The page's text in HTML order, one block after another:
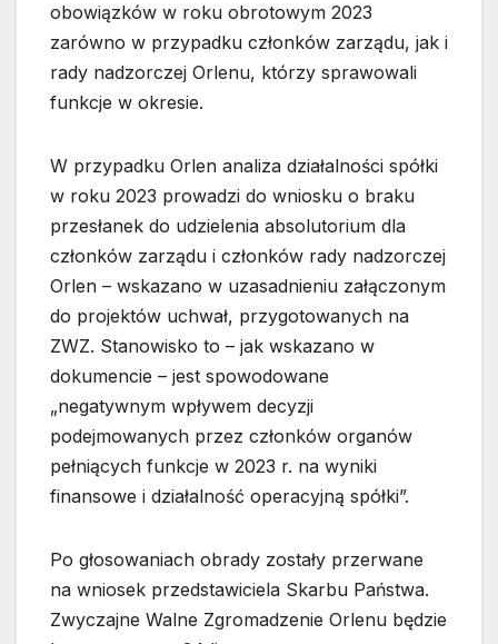
obowiązków w roku obrotowym 2023
zarówno w przypadku członków zarządu, jak i
rady nadzorczej Orlenu, którzy sprawowali
funkcje w okresie.
W przypadku Orlen analiza działalności spółki
w roku 2023 prowadzi do wniosku o braku
przesłanek do udzielenia absolutorium dla
członków zarządu i członków rady nadzorczej
Orlen – wskazano w uzasadnieniu załączonym
do projektów uchwał, przygotowanych na
ZWZ. Stanowisko to – jak wskazano w
dokumencie – jest spowodowane
„negatywnym wpływem decyzji
podejmowanych przez członków organów
pełniących funkcje w 2023 r. na wyniki
finansowe i działalność operacyjną spółki”.
Po głosowaniach obrady zostały przerwane
na wniosek przedstawiciela Skarbu Państwa.
Zwyczajne Walne Zgromadzenie Orlenu będzie